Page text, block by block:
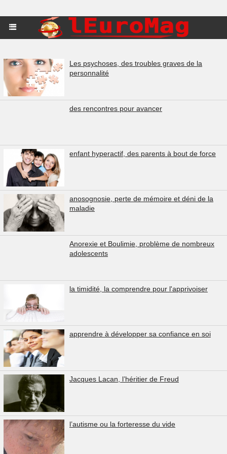
Les psychoses, des troubles graves de la
personnalité
des rencontres pour avancer
enfant hyperactif, des parents à bout de force
anosognosie, perte de mémoire et déni de la
maladie
Anorexie et Boulimie, problème de nombreux
adolescents
la timidité, la comprendre pour l'apprivoiser
apprendre à développer sa confiance en soi
Jacques Lacan, l’héritier de Freud
l’autisme ou la forteresse du vide